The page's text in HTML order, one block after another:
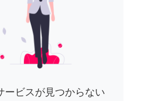
ービスが見つからない